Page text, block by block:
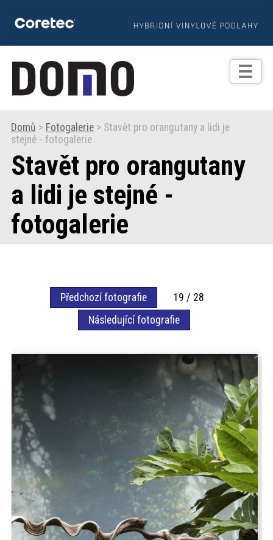
TIPY
Zprávy
Praxe
Fotogalerie
Produkty
Domů > Fotogalerie> Stavět pro orangutany a lidi je
stejné - fotogalerie
Stavět pro orangutany
a lidi je stejné -
fotogalerie
Předchozí fotografie
19 / 28
Následující fotografie